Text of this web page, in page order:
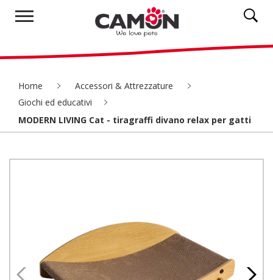
Home
Accessori & Attrezzature
Giochi ed educativi
MODERN LIVING Cat - tiragraffi divano relax per gatti